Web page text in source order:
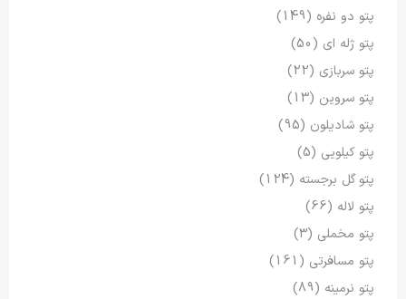
پتو دو نفره (149)
پتو ژله ای (50)
پتو سربازی (22)
پتو سروین (13)
پتو شادیلون (95)
پتو کیلویی (5)
پتو گل برجسته (124)
پتو لاله (66)
پتو مخملی (3)
پتو مسافرتی (161)
پتو نرمینه (89)